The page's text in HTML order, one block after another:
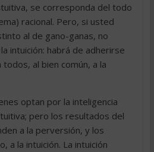
se corresponda del todo
racional. Pero, si usted
al de gano-ganas, no
intuición: habrá de adherirse
al bien común, a la
optan por la inteligencia
pero los resultados del
a la perversión, y los
a la intuición. La intuición